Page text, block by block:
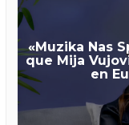
«Muzika Nas
que Mija
en